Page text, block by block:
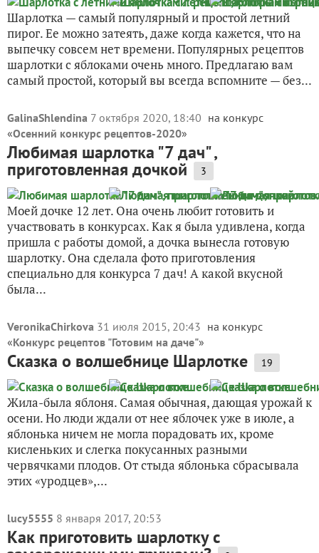
Шарлотка — самый популярный и простой летний
пирог. Ее можно затеять, даже когда кажется, что на
выпечку совсем нет времени. Популярных рецептов
шарлотки с яблоками очень много. Предлагаю вам
самый простой, который вы всегда вспомните — без...
GalinaShlendina 7 октября 2020, 18:40 на конкурс
«Осенний конкурс рецептов-2020»
Любимая шарлотка "7 дач" ,
приготовленная дочкой 3
Моей дочке 12 лет. Она очень любит готовить и
участвовать в конкурсах. Как я была удивлена, когда
пришла с работы домой, а дочка вынесла готовую
шарлотку. Она сделала фото приготовления
специально для конкурса 7 дач! А какой вкусной
была...
VeronikaChirkova 31 июля 2015, 20:43 на конкурс
«Конкурс рецептов "Готовим на даче"»
Сказка о волшебнице Шарлотке 19
Жила-была яблоня. Самая обычная, дающая урожай к
осени. Но люди ждали от нее яблочек уже в июле, а
яблонька ничем не могла порадовать их, кроме
кисленьких и слегка покусанных разными
червячками плодов. От стыда яблонька сбрасывала
этих «уродцев»,...
lucy5555 8 января 2017, 20:53
Как приготовить шарлотку с